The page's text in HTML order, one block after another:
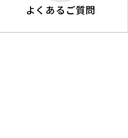
よくあるご質問